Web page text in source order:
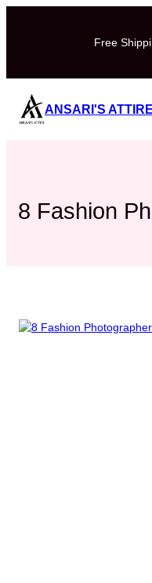
Free
ANSARI'S ATTIRE
8 Fashion